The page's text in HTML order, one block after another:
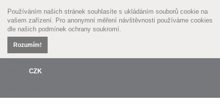
Rozumím!
Používáním našich stránek souhlasíte s ukládáním souborů cookie na
vašem zařízení. Pro anonymní měření návštěvnosti používáme cookies
dle našich podmínek ochrany soukromí.
CZK